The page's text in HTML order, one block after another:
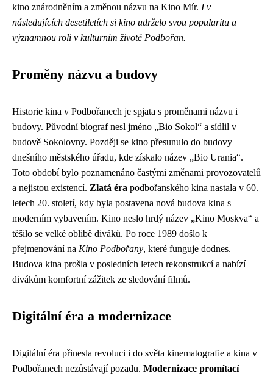
kino znárodněním a změnou názvu na Kino Mír. I v
následujících desetiletích si kino udrželo svou popularitu a
významnou roli v kulturním životě Podbořan.
Proměny názvu a budovy
Historie kina v Podbořanech je spjata s proměnami názvu i
budovy. Původní biograf nesl jméno „Bio Sokol“ a sídlil v
budově Sokolovny. Později se kino přesunulo do budovy
dnešního městského úřadu, kde získalo název „Bio Urania“.
Toto období bylo poznamenáno častými změnami provozovatelů
a nejistou existencí. Zlatá éra podbořanského kina nastala v 60.
letech 20. století, kdy byla postavena nová budova kina s
moderním vybavením. Kino neslo hrdý název „Kino Moskva“ a
těšilo se velké oblibě diváků. Po roce 1989 došlo k
přejmenování na Kino Podbořany, které funguje dodnes.
Budova kina prošla v posledních letech rekonstrukcí a nabízí
divákům komfortní zážitek ze sledování filmů.
Digitální éra a modernizace
Digitální éra přinesla revoluci i do světa kinematografie a kina v
Podbořanech nezůstávají pozadu. Modernizace promítací